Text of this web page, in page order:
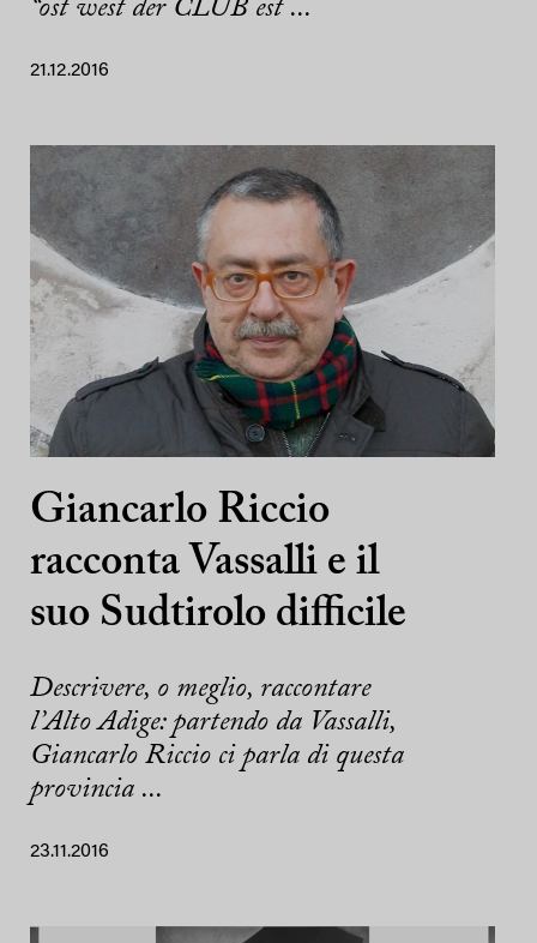
“ost west der CLUB est ...
21.12.2016
Giancarlo Riccio
racconta Vassalli e il
suo Sudtirolo difficile
Descrivere, o meglio, raccontare
l’Alto Adige: partendo da Vassalli,
Giancarlo Riccio ci parla di questa
provincia ...
23.11.2016